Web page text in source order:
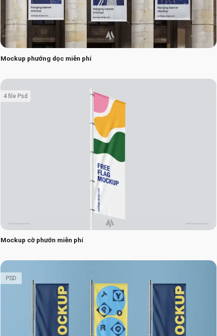
Mockup phướng dọc miễn phí
Mockup cờ phướn miễn phí
4 file Psd
PSD